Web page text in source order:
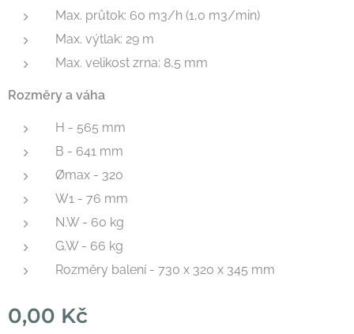
Max. průtok: 60 m3/h (1,0 m3/min)
Max. výtlak: 29 m
Max. velikost zrna: 8,5 mm
Rozměry a váha
H - 565 mm
B - 641 mm
Ømax - 320
W1 - 76 mm
N.W - 60 kg
G.W - 66 kg
Rozměry balení - 730 x 320 x 345 mm
0,00 Kč